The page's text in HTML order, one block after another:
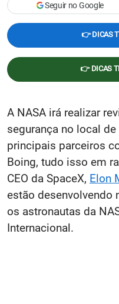
Seguir no Google
👉 DICAS
👉 DICAS
A NASA irá realizar
segurança no local
principais parceiros
Boing, tudo isso em
CEO da SpaceX, Elon
estão desenvolvendo
os astronautas da
Internacional.